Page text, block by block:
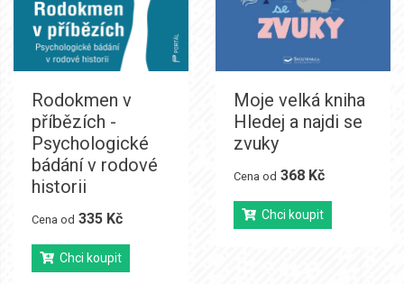
Rodokmen v
příbězích -
Psychologické
bádání v rodové
historii
Cena od 335 Kč
Chci koupit
Moje velká kniha
Hledej a najdi se
zvuky
Cena od 368 Kč
Chci koupit